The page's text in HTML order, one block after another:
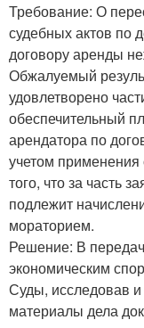
Требование: О
судебных актов по
договору аренды
Обжалуемый
удовлетворено
обеспечительный
арендатора по
учетом применения
того, что за часть
подлежит
мораторием.
Решение: В
экономическим
Суды, исследовав
материалы дела